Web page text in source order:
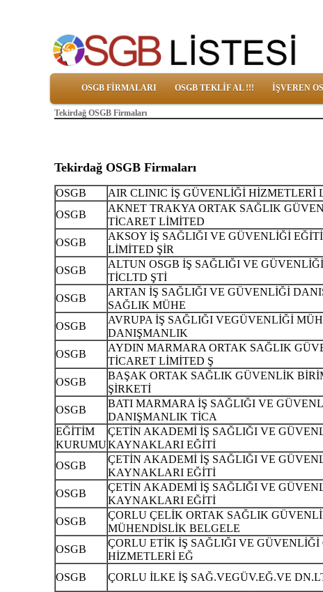
OSGB FİRMALARI OSGB TEKLİF AL !!! İŞVEREN
Tekirdağ OSGB Firmaları
Tekirdağ OSGB Firmaları
OSGB AIR CLINIC İŞ GÜVENLİĞİ HİZMETLERİ
OSGB
AKNET TRAKYA ORTAK SAĞLIK
TİCARET LİMİTED
OSGB
AKSOY İŞ SAĞLIĞI VE GÜVENLİĞİ
LİMİTED ŞİR
OSGB
ALTUN OSGB İŞ SAĞLIĞI VE
TİCLTD ŞTİ
OSGB
ARTAN İŞ SAĞLIĞI VE GÜVENLİĞİ
SAĞLIK MÜHE
OSGB
AVRUPA İŞ SAĞLIĞI VEGÜVENLİĞİ
DANIŞMANLIK
OSGB
AYDIN MARMARA ORTAK SAĞLIK
TİCARET LİMİTED Ş
OSGB
BAŞAK ORTAK SAĞLIK GÜVENLİK
ŞİRKETİ
OSGB
BATI MARMARA İŞ SAĞLIĞI VE
DANIŞMANLIK TİCA
EĞİTİM
KURUMU
ÇETİN AKADEMİ İŞ SAĞLIĞI VE
KAYNAKLARI EĞİTİ
OSGB
ÇETİN AKADEMİ İŞ SAĞLIĞI VE
KAYNAKLARI EĞİTİ
OSGB
ÇETİN AKADEMİ İŞ SAĞLIĞI VE
KAYNAKLARI EĞİTİ
OSGB
ÇORLU ÇELİK ORTAK SAĞLIK
MÜHENDİSLİK BELGELE
OSGB
ÇORLU ETİK İŞ SAĞLIĞI VE GÜVENLİĞİ
HİZMETLERİ EĞ
OSGB ÇORLU İLKE İŞ SAĞ.VEGÜV.EĞ.VE